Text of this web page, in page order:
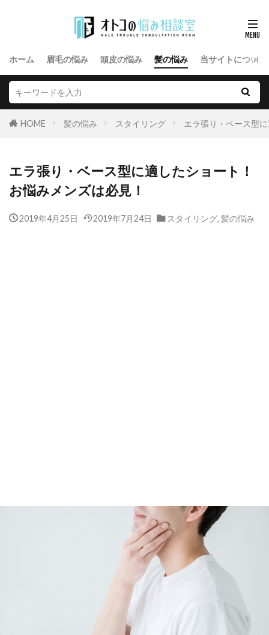
ホーム 眉毛の悩み 頭皮の悩み 髪の悩み 当サイトについて
HOME 髪の悩み スタイリング エラ張り・ベース型
エラ張り・ベース型に適したショート！
お悩みメンズは必見！
2019年4月25日 2019年7月24日 スタイリング, 髪の悩み